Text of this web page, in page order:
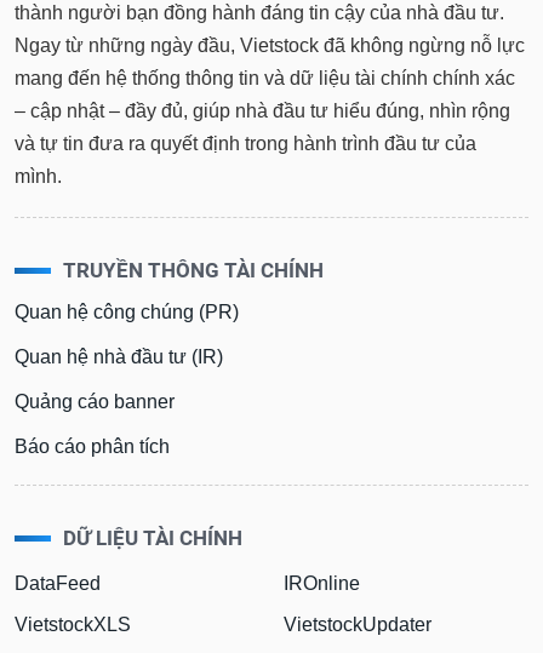
thành người bạn đồng hành đáng tin cậy của nhà đầu tư.
Ngay từ những ngày đầu, Vietstock đã không ngừng nỗ lực
mang đến hệ thống thông tin và dữ liệu tài chính chính xác
– cập nhật – đầy đủ, giúp nhà đầu tư hiểu đúng, nhìn rộng
và tự tin đưa ra quyết định trong hành trình đầu tư của
mình.
TRUYỀN THÔNG TÀI CHÍNH
Quan hệ công chúng (PR)
Quan hệ nhà đầu tư (IR)
Quảng cáo banner
Báo cáo phân tích
DỮ LIỆU TÀI CHÍNH
DataFeed
VietstockXLS
IROnline
VietstockUpdater